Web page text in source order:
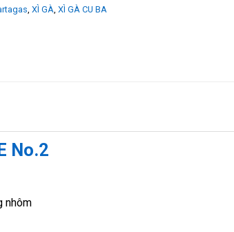
,XÌ GÀ ,XÌ GÀ CU BA
No.2
nhôm